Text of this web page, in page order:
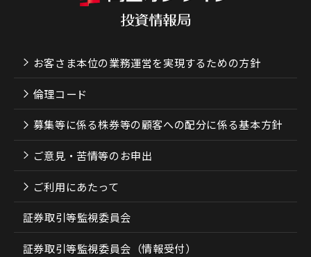
お客さま本位の業務運営を実現するための方針
倫理コード
募集等に係る株券等の顧客への配分に係る基本方針
ご意見・苦情等のお申出
ご利用にあたって
証券取引等監視委員会
証券取引等監視委員会（情報受付）